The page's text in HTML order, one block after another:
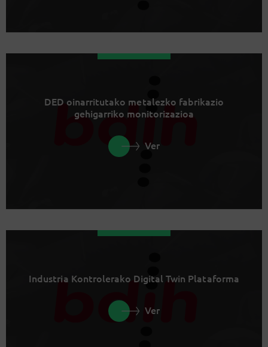
DED oinarritutako metalezko fabrikazio
gehigarriko monitorizazioa
Ver
Industria Kontrolerako Digital Twin Plataforma
Ver